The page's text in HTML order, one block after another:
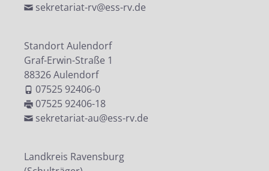
sekretariat-rv@ess-rv.de
Standort Aulendorf
Graf-Erwin-Straße 1
88326 Aulendorf
07525 92406-0
07525 92406-18
sekretariat-au@ess-rv.de
Landkreis Ravensburg